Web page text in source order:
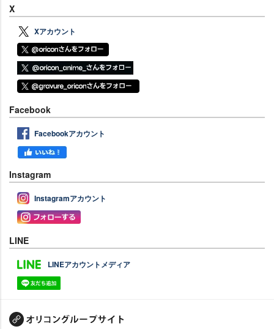
X
Xアカウント
Facebook
Facebookアカウント
Instagram
Instagramアカウント
LINE
LINEアカウントメディア